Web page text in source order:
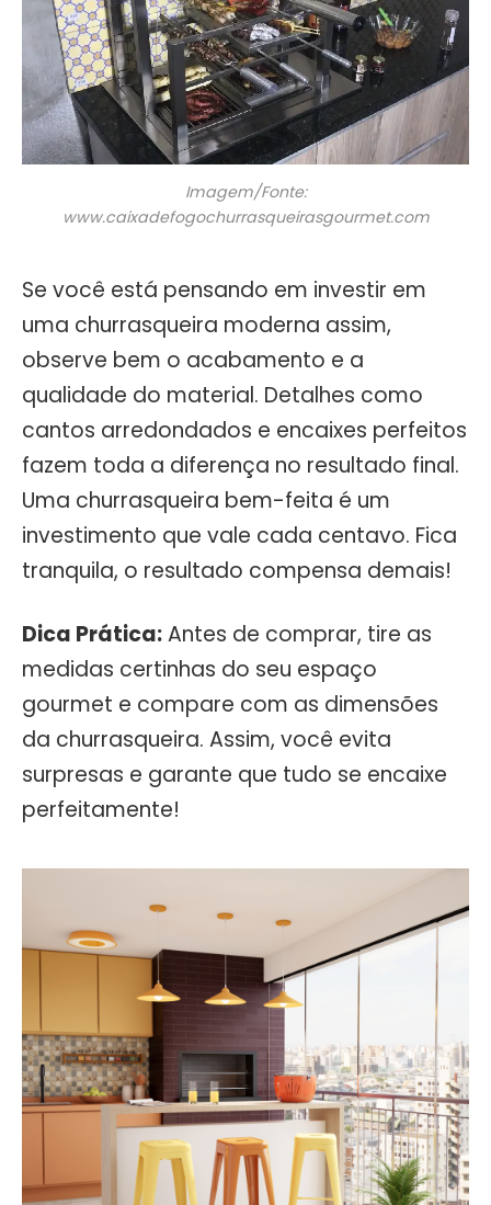
Imagem/Fonte:
www.caixadefogochurrasqueirasgourmet.com
Se você está pensando em investir em
uma churrasqueira moderna assim,
observe bem o acabamento e a
qualidade do material. Detalhes como
cantos arredondados e encaixes perfeitos
fazem toda a diferença no resultado final.
Uma churrasqueira bem-feita é um
investimento que vale cada centavo. Fica
tranquila, o resultado compensa demais!
Dica Prática:Antes de comprar, tire as
medidas certinhas do seu espaço
gourmet e compare com as dimensões
da churrasqueira. Assim, você evita
surpresas e garante que tudo se encaixe
perfeitamente!